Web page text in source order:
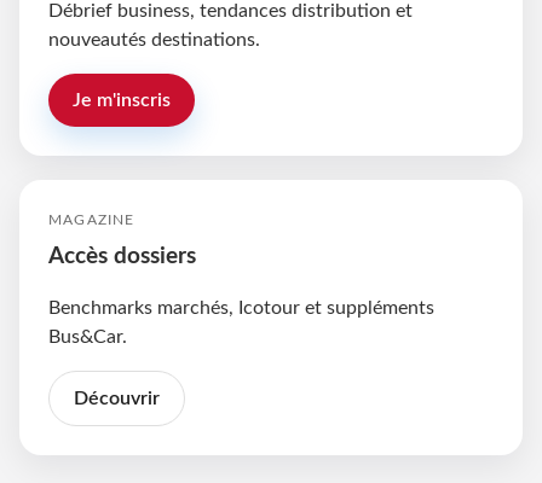
Débrief business, tendances distribution et
nouveautés destinations.
Je m'inscris
MAGAZINE
Accès dossiers
Benchmarks marchés, Icotour et suppléments
Bus&Car.
Découvrir